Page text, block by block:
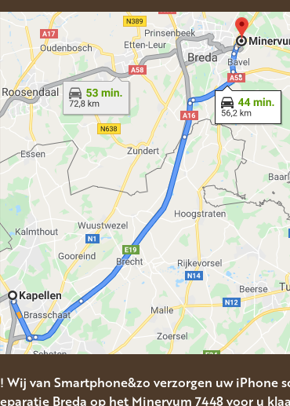
van Smartphone&zo verzorgen uw iPhone
Breda op het Minervum 7448 voor u